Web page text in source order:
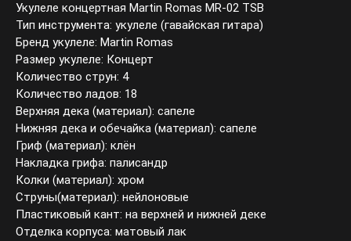
Укулеле концертная Martin Romas MR-02 TSB
Тип инструмента: укулеле (гавайская гитара)
Бренд укулеле: Martin Romas
Размер укулеле: Концерт
Количество струн: 4
Количество ладов: 18
Верхняя дека (материал): сапеле
Нижняя дека и обечайка (материал): сапеле
Гриф (материал): клён
Накладка грифа: палисандр
Колки (материал): хром
Струны(материал): нейлоновые
Пластиковый кант: на верхней и нижней деке
Отделка корпуса: матовый лак